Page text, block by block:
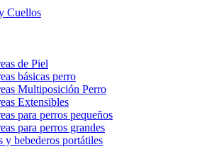
Cuellos
de Piel
básicas perro
Multiposición Perro
Extensibles
para perros pequeños
para perros grandes
y bebederos portátiles